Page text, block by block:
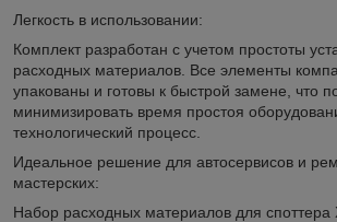
Легкость в использовании:
Комплект разработан с учетом простоты
расходных материалов. Все элементы
упакованы и готовы к быстрой замене, что
минимизировать время простоя
технологический процесс.
Идеальное решение для автосервисов и
мастерских:
Набор расходных материалов для споттера